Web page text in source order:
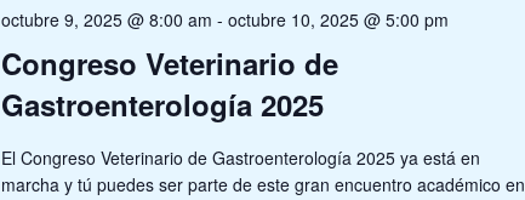
Congreso Veterinario de
Gastroenterología 2025
octubre 9, 2025 @ 8:00 am -octubre 10, 2025 @ 5:00 pm
El Congreso Veterinario de Gastroenterología 2025 ya está en
marcha y tú puedes ser parte de este gran encuentro académico en